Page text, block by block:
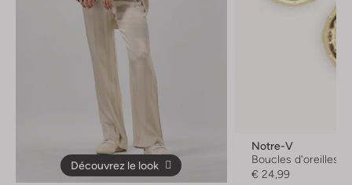
Découvrez le look
Notre-V
Boucles d'oreilles
€ 24,99